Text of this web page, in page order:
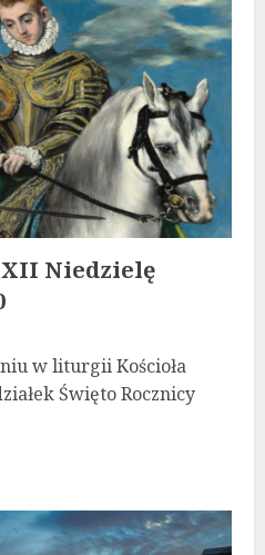
Niedzielę
w liturgii Kościoła
Święto Rocznicy